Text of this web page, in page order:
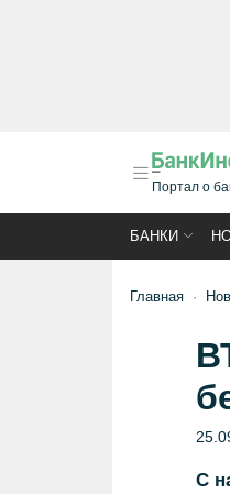
Портал о
БАНКИ
Главная
С